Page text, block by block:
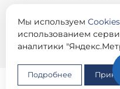
Условия использования
Согласие пользователя
данных
Политика использования
Мы используем Cookies
использованием
аналитики
Подробнее